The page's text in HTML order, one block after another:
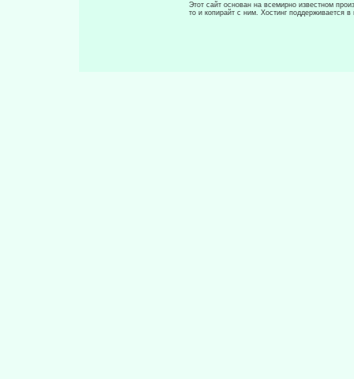
Этот сайт основан на всемирно известном
то и копирайт с ним. Хостинг поддерживается